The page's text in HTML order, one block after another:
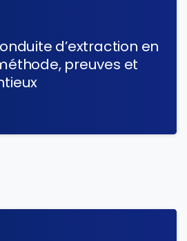
d’extraction en
preuves et